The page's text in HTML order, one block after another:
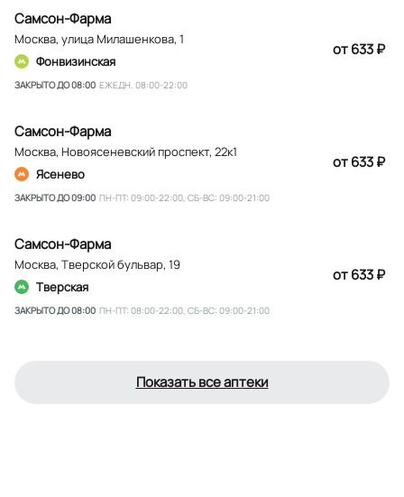
Самсон-Фарма
Москва, улица Милашенкова, 1
Фонвизинская
ЗАКРЫТО ДО 08:00 ЕЖЕДН. 08:00-22:00
от 633 ₽
Самсон-Фарма
Москва, Новоясеневский проспект, 22к1
Ясенево
ЗАКРЫТО ДО 09:00 ПН-ПТ: 09:00-22:00, СБ-ВС: 09:00-21:00
от 633 ₽
Самсон-Фарма
Москва, Тверской бульвар, 19
Тверская
ЗАКРЫТО ДО 08:00 ПН-ПТ: 08:00-22:00, СБ-ВС: 09:00-21:00
от 633 ₽
Показать все аптеки